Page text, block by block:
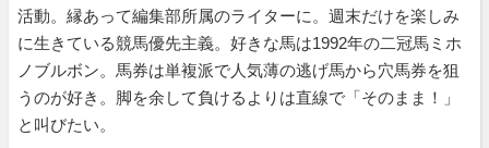
活動。縁あって編集部所属のライターに。週末だけを楽しみ
に生きている競馬優先主義。好きな馬は1992年の二冠馬ミホ
ノブルボン。馬券は単複派で人気薄の逃げ馬から穴馬券を狙
うのが好き。脚を余して負けるよりは直線で「そのまま！」
と叫びたい。